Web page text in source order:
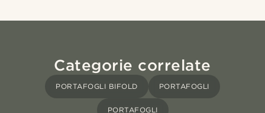
Categorie correlate
PORTAFOGLI BIFOLD PORTAFOGLI
PORTAFOGLI